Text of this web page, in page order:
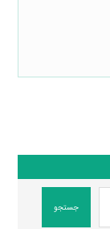
جستجو